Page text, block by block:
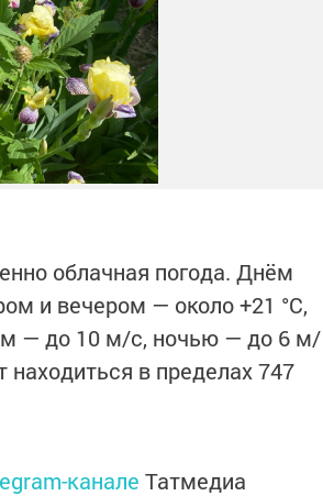
облачная погода. Днём
и вечером — около +21 °C,
— до 10 м/с, ночью — до 6 м/
находиться в пределах 747
канале Татмедиа